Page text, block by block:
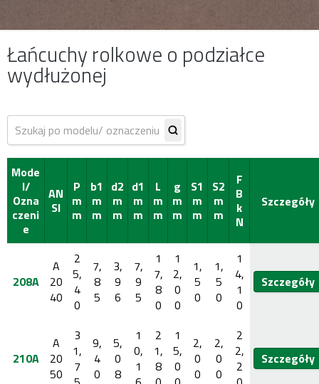
Łańcuchy rolkowe o podziałce
wydłużonej
Mode
l/
Ozna
czeni
e
AN
SI
P
m
m
b1
m
m
d2
m
m
d1
m
m
L
m
m
g
m
m
S1
m
m
S2
m
m
F
B
k
N
Szczegóły
208A
A
20
40
2
5,
4
0
7,
8
5
3,
9
6
7,
9
5
1
7,
8
0
1
2,
0
0
1,
5
0
1,
5
0
1
4,
1
0
Szczegóły
210A
A
20
50
3
1,
7
9,
4
0
5,
0
8
1
0,
1
2
1,
8
1
5,
0
2,
0
0
2,
0
0
2
2,
2
Szczegóły